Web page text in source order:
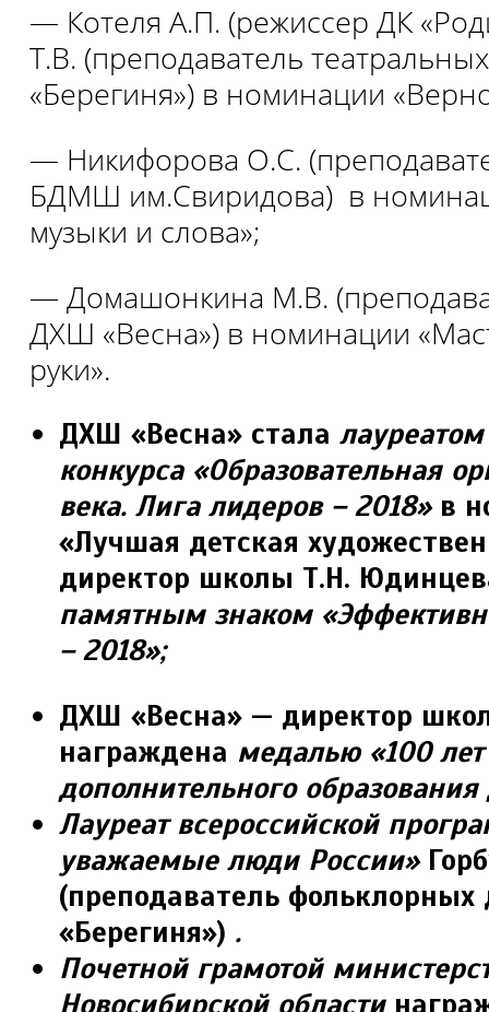
— Котеля А.П. (режиссер ДК
Т.В. (преподаватель
«Берегиня») в номинации
— Никифорова О.С.
БДМШ им.Свиридова) в
музыки и слова»;
— Домашонкина М.В.
ДХШ «Весна») в номинации
руки».
ДХШ «Весна» стала
конкурса «Образовательная
века. Лига лидеров – 2018»в
«Лучшая детская
директор школы Т.Н.
памятным знаком
– 2018»;
ДХШ «Весна» — директор
награждена медалью «100
дополнительного
Лауреат всероссийской
уважаемые люди России»
(преподаватель
«Берегиня») .
Почетной грамотой